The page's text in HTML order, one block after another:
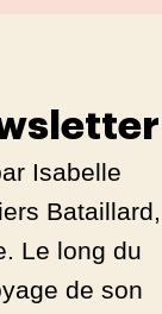
Isabelle
Bataillard,
Le long du
de son